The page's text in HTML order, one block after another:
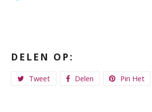
DELEN OP:
Tweet Delen Pin Het